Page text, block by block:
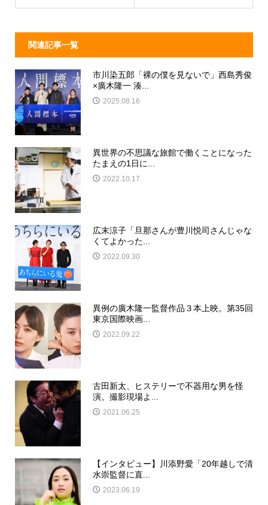
k
関連記事一覧
市川染五郎「裸の僕を見ないで」西島秀俊
×廣木隆一 湊...
2025.08.16
異世界の不思議な旅館で働くことになった
たまえの1日に...
2022.10.17
広末涼子「旦那さんが豊川悦司さんじゃな
くてよかった...
2022.09.30
異例の廣木隆一監督作品３本上映。第35回
東京国際映画...
2022.09.22
古田新太、ヒステリーで不器用な男を怪
演。撮影現場よ...
2021.06.25
【インタビュー】川添野愛「20年越しで清
水崇監督に直...
2023.06.19